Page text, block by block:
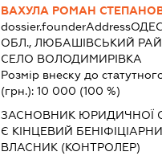
ВАХУЛА РОМАН
dossier.founderAddress
ОБЛ., ЛЮБАШІВСЬКИЙ
СЕЛО ВОЛОДИМИРІВКА
Розмір внеску до
(грн.): 10 000 (100 %)
ЗАСНОВНИК ЮРИДИЧНОЇ
Є КІНЦЕВИЙ
ВЛАСНИК (КОНТРОЛЕР)